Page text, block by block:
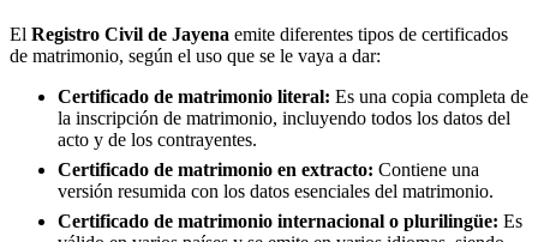
El Registro Civil de Jayena emite diferentes tipos de certificados
de matrimonio, según el uso que se le vaya a dar:
Certificado de matrimonio literal: Es una copia completa de
la inscripción de matrimonio, incluyendo todos los datos del
acto y de los contrayentes.
Certificado de matrimonio en extracto: Contiene una
versión resumida con los datos esenciales del matrimonio.
Certificado de matrimonio internacional o plurilingüe: Es